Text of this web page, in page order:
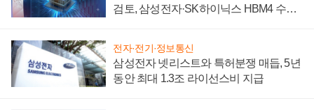
검토, 삼성전자·SK하이닉스 HBM4 수율
전자·전기·정보통신
삼성전자 넷리스트와 특허분쟁 매듭, 5년
동안 최대 1.3조 라이선스비 지급